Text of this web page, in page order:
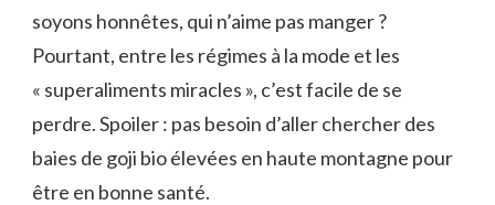
soyons honnêtes, qui n’aime pas manger ?
Pourtant, entre les régimes à la mode et les
« superaliments miracles », c’est facile de se
perdre. Spoiler : pas besoin d’aller chercher des
baies de goji bio élevées en haute montagne pour
être en bonne santé.